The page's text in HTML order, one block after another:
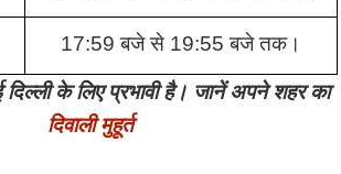
17:59 बजे से 19:55 बजे तक।
के लिए प्रभावी है। जानें अपने शहर का
दिवाली मुहूर्त